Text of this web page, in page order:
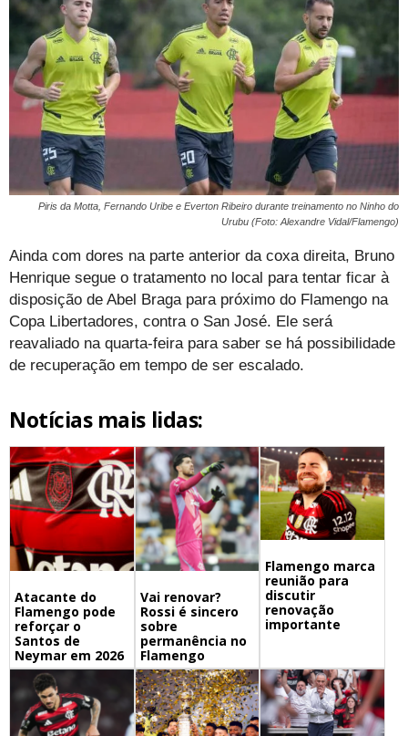
Piris da Motta, Fernando Uribe e Everton Ribeiro durante treinamento no Ninho do
Urubu (Foto: Alexandre Vidal/Flamengo)
Ainda com dores na parte anterior da coxa direita, Bruno
Henrique segue o tratamento no local para tentar ficar à
disposição de Abel Braga para próximo do Flamengo na
Copa Libertadores, contra o San José. Ele será
reavaliado na quarta-feira para saber se há possibilidade
de recuperação em tempo de ser escalado.
Notícias mais lidas:
Atacante do
Flamengo pode
reforçar o
Santos de
Neymar em 2026
Vai renovar?
Rossi é sincero
sobre
permanência no
Flamengo
Flamengo marca
reunião para
discutir
renovação
importante